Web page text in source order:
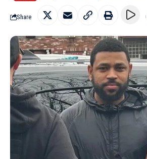
Share